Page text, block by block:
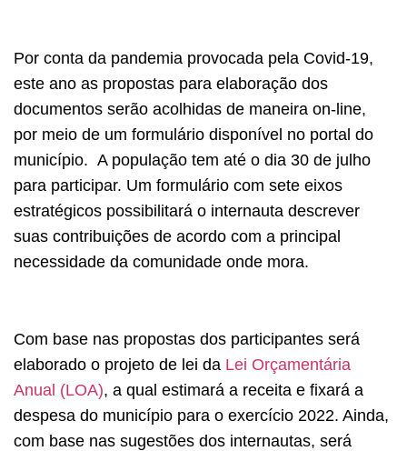
Por conta da pandemia provocada pela Covid-19,
este ano as propostas para elaboração dos
documentos serão acolhidas de maneira on-line,
por meio de um formulário disponível no portal do
município. A população tem até o dia 30 de julho
para participar. Um formulário com sete eixos
estratégicos possibilitará o internauta descrever
suas contribuições de acordo com a principal
necessidade da comunidade onde mora.
Com base nas propostas dos participantes será
elaborado o projeto de lei da Lei Orçamentária
Anual (LOA), a qual estimará a receita e fixará a
despesa do município para o exercício 2022. Ainda,
com base nas sugestões dos internautas, será